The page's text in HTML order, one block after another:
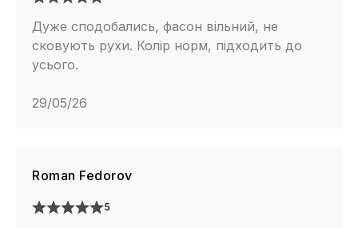
Дуже сподобались, фасон вільний, не
сковують рухи. Колір норм, підходить до
усього.
29/05/26
Roman Fedorov
5